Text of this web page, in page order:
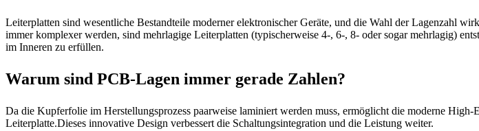
Leiterplatten sind wesentliche Bestandteile moderner elektronischer Geräte, und die Wahl der Lagenzahl
immer komplexer werden, sind mehrlagige Leiterplatten (typischerweise 4-, 6-, 8- oder sogar mehrlagig)
im Inneren zu erfüllen.
Warum sind PCB-Lagen immer gerade Zahlen?
Da die Kupferfolie im Herstellungsprozess paarweise laminiert werden muss, ermöglicht die moderne
Leiterplatte.Dieses innovative Design verbessert die Schaltungsintegration und die Leistung weiter.